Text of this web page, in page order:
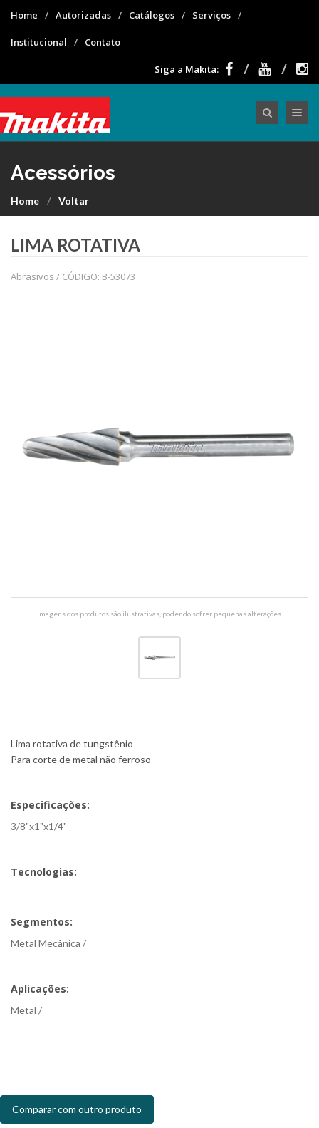
Home Autorizadas Catálogos Serviços
Institucional Contato
Siga a Makita:
Acessórios
Home Voltar
LIMA ROTATIVA
Abrasivos / CÓDIGO: B-53073
Imagens dos produtos são ilustrativas, podendo sofrer pequenas alterações.
Lima rotativa de tungstênio
Para corte de metal não ferroso
Especificações:
3/8"x1"x1/4"
Tecnologias:
Segmentos:
Metal Mecânica /
Aplicações:
Metal /
Comparar com outro produto